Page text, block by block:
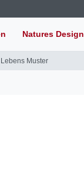
Natures Design
Muster